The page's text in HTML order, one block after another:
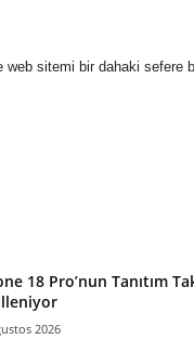
web sitemi bir dahaki sefere
18 Pro’nun Tanıtım
2026